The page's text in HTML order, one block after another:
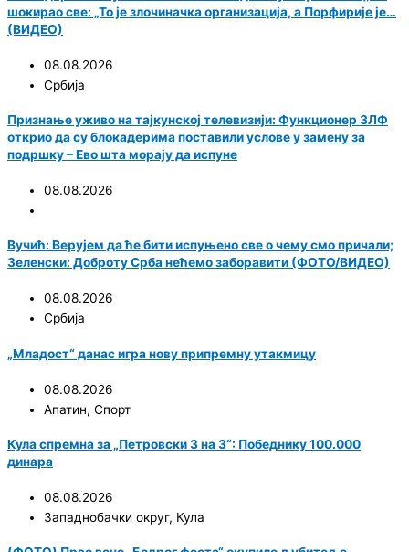
шокирао све: „То је злочиначка организација, а Порфирије је…
(ВИДЕО)
08.08.2026
Србија
Признање уживо на тајкунској телевизији: Функционер ЗЛФ
открио да су блокадерима поставили услове у замену за
подршку – Ево шта морају да испуне
08.08.2026
Вучић: Верујем да ће бити испуњено све о чему смо причали;
Зеленски: Доброту Срба нећемо заборавити (ФОТО/ВИДЕО)
08.08.2026
Србија
„Младост“ данас игра нову припремну утакмицу
08.08.2026
Апатин, Спорт
Кула спремна за „Петровски 3 на 3“: Победнику 100.000
динара
08.08.2026
Западнобачки округ, Кула